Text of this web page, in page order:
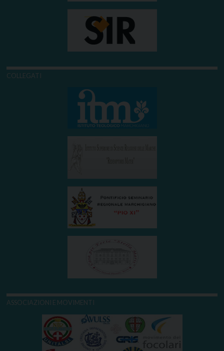
COLLEGATI
ASSOCIAZIONI E MOVIMENTI